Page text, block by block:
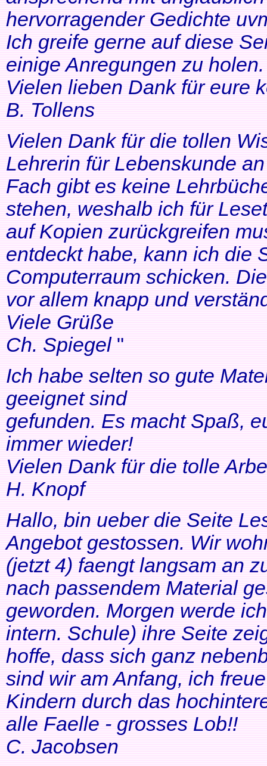
hervorragender Gedichte
Ich greife gerne auf diese
einige Anregungen zu
Vielen lieben Dank für eure
B. Tollens
Vielen Dank für die tollen
Lehrerin für Lebenskunde
Fach gibt es keine
stehen, weshalb ich für
auf Kopien zurückgreifen
entdeckt habe, kann ich die
Computerraum schicken.
vor allem knapp und
Viele Grüße
Ch. Spiegel"
Ich habe selten so gute
geeignet sind
gefunden. Es macht Spaß,
immer wieder!
Vielen Dank für die tolle
H. Knopf
Hallo, bin ueber die Seite
Angebot gestossen. Wir
(jetzt 4) faengt langsam an
nach passendem Material
geworden. Morgen werde
intern. Schule) ihre Seite
hoffe, dass sich ganz
sind wir am Anfang, ich
Kindern durch das
alle Faelle - grosses Lob!!
C. Jacobsen